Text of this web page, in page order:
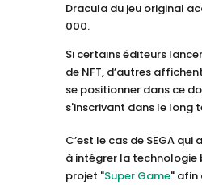
Dracula du jeu original
000.
Si certains éditeurs
de NFT, d’autres
se positionner dans ce
s'inscrivant dans le long
C’est le cas de SEGA
à intégrer la technologie
projet "Super Game" afin